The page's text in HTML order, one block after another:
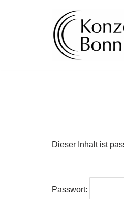
Dieser Inhalt ist
Passwort: